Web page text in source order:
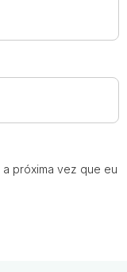
próxima vez que eu